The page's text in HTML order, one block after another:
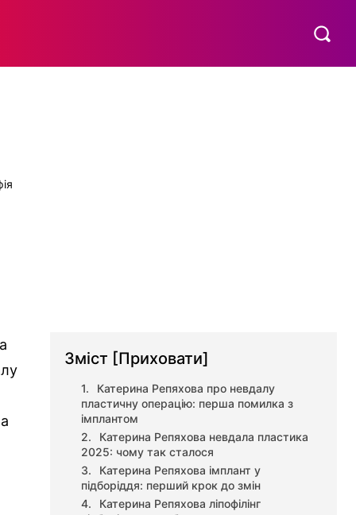
Зміст [Приховати]
Катерина Репяхова про невдалу
пластичну операцію: перша помилка з
імплантом
Катерина Репяхова невдала пластика
2025: чому так сталося
Катерина Репяхова імплант у
підборіддя: перший крок до змін
Катерина Репяхова ліпофілінг